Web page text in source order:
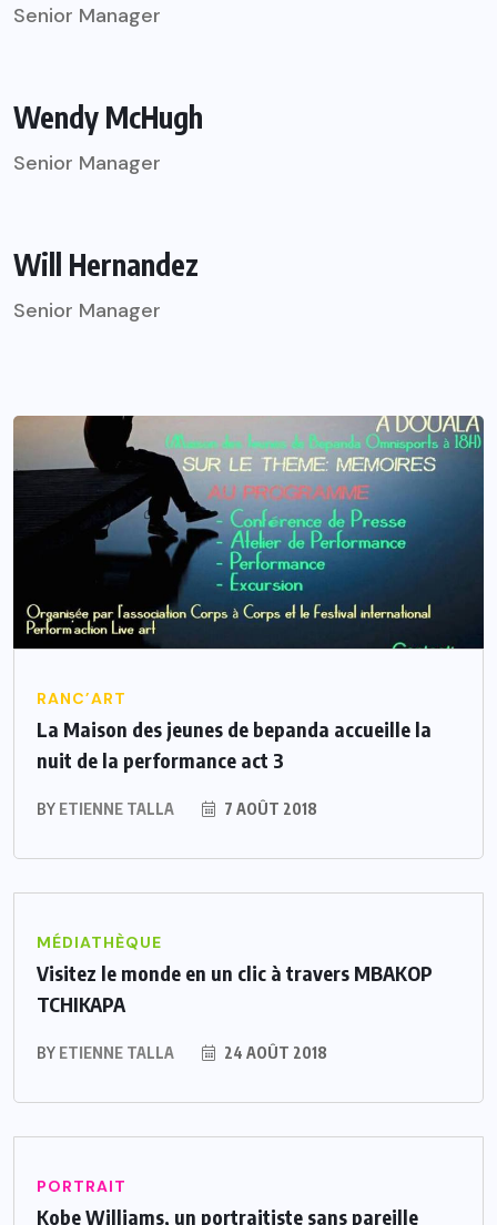
Senior Manager
Wendy McHugh
Senior Manager
Will Hernandez
Senior Manager
RANC’ART
La Maison des jeunes de bepanda accueille la
nuit de la performance act 3
BY ETIENNE TALLA 7 AOÛT 2018
MÉDIATHÈQUE
Visitez le monde en un clic à travers MBAKOP
TCHIKAPA
BY ETIENNE TALLA 24 AOÛT 2018
PORTRAIT
Kobe Williams, un portraitiste sans pareille